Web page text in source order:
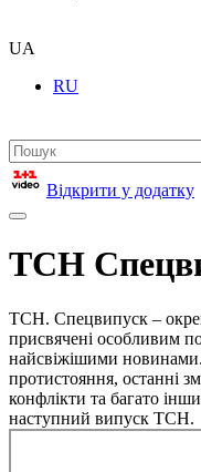
UA
RU
Відкрити у додатку
ТСН
ТСН. Спецвипуск –
присвячені особливим
найсвіжішими новинами.
протистояння, останні
конфлікти та багато
наступний випуск ТСН.